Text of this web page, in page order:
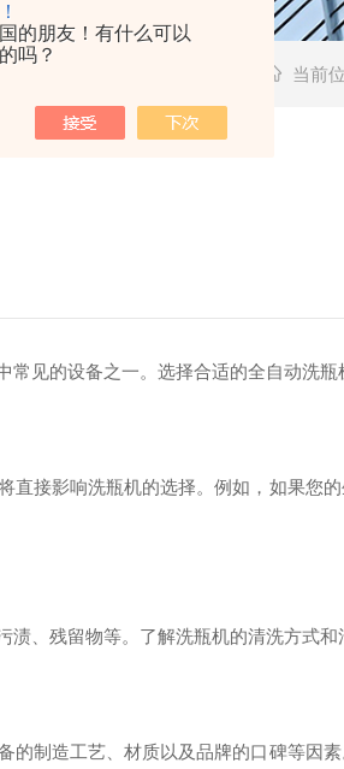
的朋友！有什么可以
吗？
当前
见的设备之一。选择合适的全自动洗
接影响洗瓶机的选择。例如，如果您
、残留物等。了解洗瓶机的清洗方式和
制造工艺、材质以及品牌的口碑等因